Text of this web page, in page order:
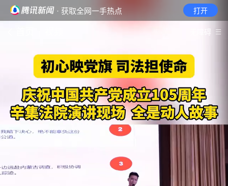
· 获取全网一手热点 打开
无障碍